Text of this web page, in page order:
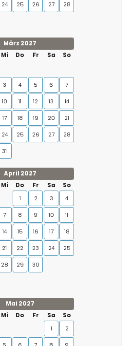
24 25 26 27 28
März 2027
Mi Do Fr Sa So
3 4 5 6 7
10 11 12 13 14
17 18 19 20 21
24 25 26 27 28
31
April 2027
Mi Do Fr Sa
So
1
2 3 4
7 8 9 10 11
14 15 16 17 18
21 22 23 24 25
28 29 30
Mai 2027
Mi Do Fr Sa
So
1
2